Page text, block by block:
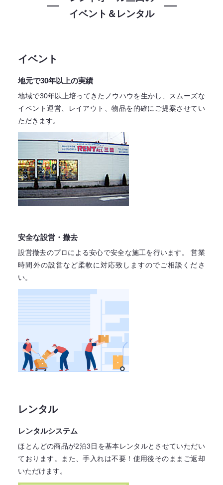
イベント＆レンタル
イベント
地元で30年以上の実績
地域で30年以上培ってきたノウハウを生かし、スムーズな
イベント運営、レイアウト、物品を的確にご提案させてい
ただきます。
安全な設営・撤去
設営撤去のプロによる安心で安全な施工を行います。
営業
時間外の設営など柔軟に対応致しますのでご相談くださ
い。
レンタル
レンタルシステム
ほとんどの商品が2泊3日を基本レンタルとさせていただい
ております。
また、手入れは不要！ 使用後そのままご返却
いただけます。